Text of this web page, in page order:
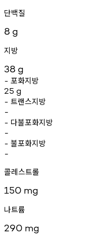
단백질
8 g
지방
38 g
- 포화지방
25 g
- 트랜스지방
-
- 다불포화지방
-
- 불포화지방
-
콜레스트롤
150 mg
나트륨
290 mg